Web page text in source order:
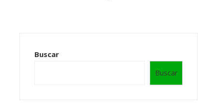
Buscar
Buscar